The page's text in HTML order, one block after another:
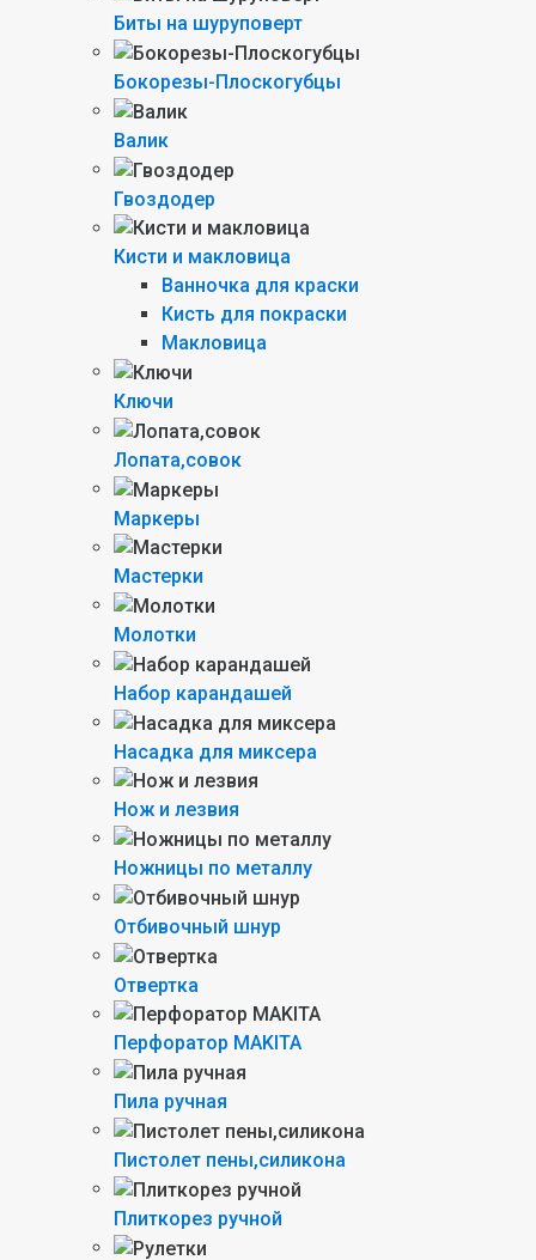
Биты на шуруповерт
Бокорезы-Плоскогубцы
Валик
Гвоздодер
Кисти и макловица
Ванночка для краски
Кисть для покраски
Макловица
Ключи
Лопата,совок
Маркеры
Мастерки
Молотки
Набор карандашей
Насадка для миксера
Нож и лезвия
Ножницы по металлу
Отбивочный шнур
Отвертка
Перфоратор MAKITA
Пила ручная
Пистолет пены,силикона
Плиткорез ручной